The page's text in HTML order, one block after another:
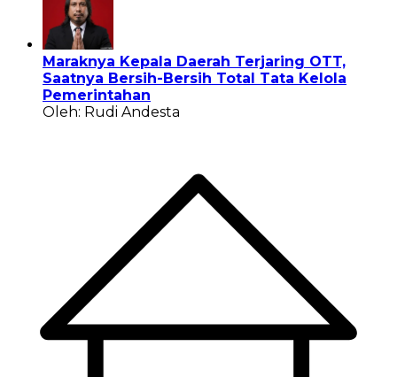
Maraknya Kepala Daerah Terjaring OTT,
Saatnya Bersih-Bersih Total Tata Kelola
Pemerintahan
Oleh: Rudi Andesta